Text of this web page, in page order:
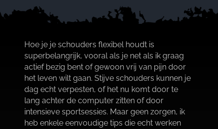
Hoe je je schouders flexibel houdt is
superbelangrijk, vooral als je net als ik graag
actief bezig bent of gewoon vrij van pijn door
het leven wilt gaan.​ Stijve schouders kunnen je
dag echt verpesten, of het nu komt door te
lang achter de computer zitten of door
intensieve sportsessies.​ Maar geen zorgen, ik
heb enkele eenvoudige tips die echt werken